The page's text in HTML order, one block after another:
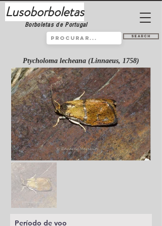
Lusoborboletas
Borboletas de Portugal
Search
Ptycholoma lecheana (Linnaeus, 1758)
Período de voo